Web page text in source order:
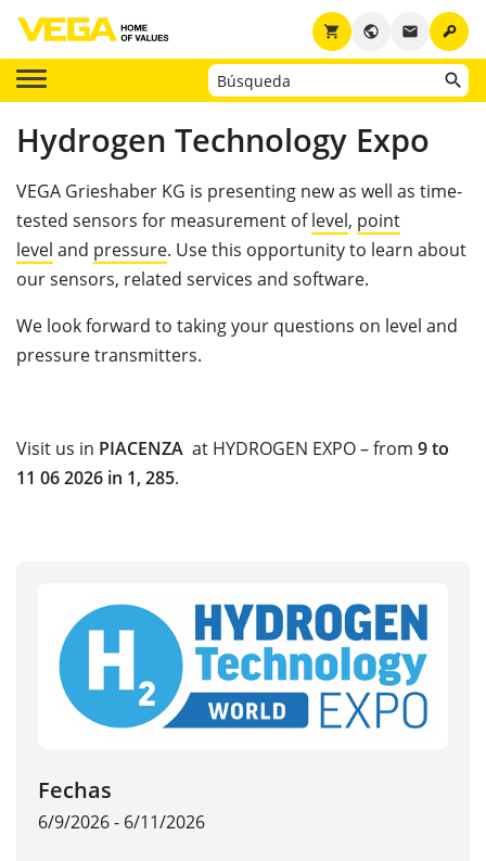
key
email
public
shopping_cart
Hydrogen Technology Expo
VEGA Grieshaber KG is presenting new as well as time-
tested sensors for measurement oflevel, point
level and pressure. Use this opportunity to learn about
our sensors, related services and software.
We look forward to taking your questions on level and
pressure transmitters.
Visit us in PIACENZA at HYDROGEN EXPO – from 9to
11 06 2026 in 1,285.
Fechas
6/9/2026 - 6/11/2026